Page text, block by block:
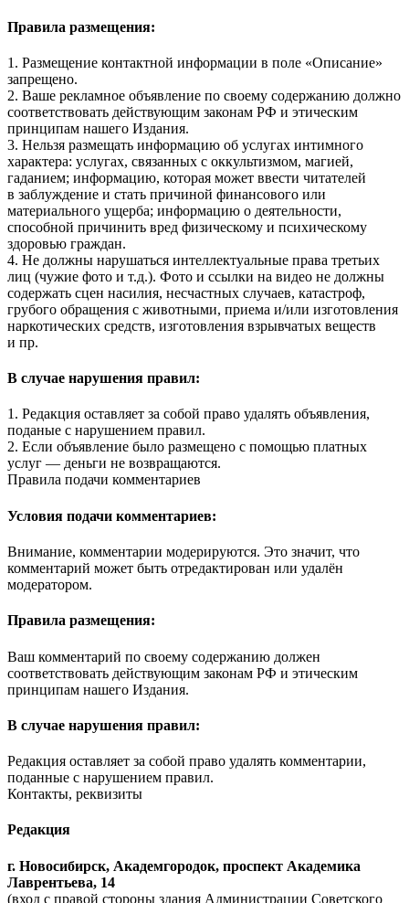
Правила размещения:
1. Размещение контактной информации в поле «Описание»
запрещено.
2. Ваше рекламное объявление по своему содержанию должно
соответствовать действующим законам РФ и этическим
принципам нашего Издания.
3. Нельзя размещать информацию об услугах интимного
характера: услугах, связанных с оккультизмом, магией,
гаданием; информацию, которая может ввести читателей
в заблуждение и стать причиной финансового или
материального ущерба; информацию о деятельности,
способной причинить вред физическому и психическому
здоровью граждан.
4. Не должны нарушаться интеллектуальные права третьих
лиц (чужие фото и т.д.). Фото и ссылки на видео не должны
содержать сцен насилия, несчастных случаев, катастроф,
грубого обращения с животными, приема и/или изготовления
наркотических средств, изготовления взрывчатых веществ
и пр.
В случае нарушения правил:
1. Редакция оставляет за собой право удалять объявления,
поданые с нарушением правил.
2. Если объявление было размещено с помощью платных
услуг — деньги не возвращаются.
Правила подачи комментариев
Условия подачи комментариев:
Внимание, комментарии модерируются. Это значит, что
комментарий может быть отредактирован или удалён
модератором.
Правила размещения:
Ваш комментарий по своему содержанию должен
соответствовать действующим законам РФ и этическим
принципам нашего Издания.
В случае нарушения правил:
Редакция оставляет за собой право удалять комментарии,
поданные с нарушением правил.
Контакты, реквизиты
Редакция
г. Новосибирск, Академгородок, проспект Академика
Лаврентьева, 14
(вход с правой стороны здания Администрации Советского